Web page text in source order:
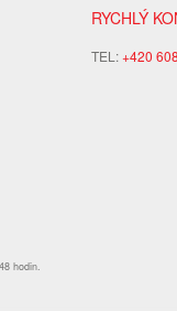
RYCHLÝ
TEL:+420
hodin.